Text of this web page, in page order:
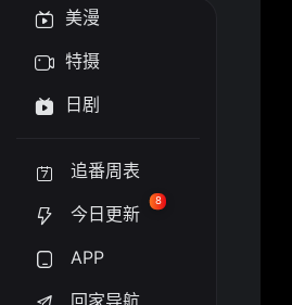
美漫
特摄
日剧
追番周表
今日更新
8
APP
回家导航